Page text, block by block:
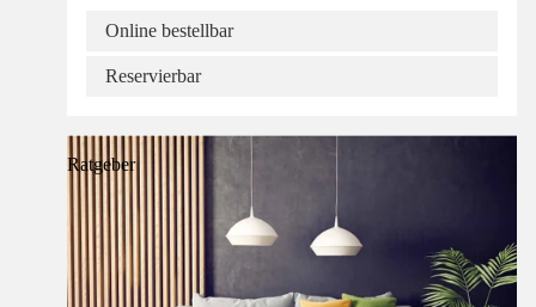
Online bestellbar
Reservierbar
Ratgeber